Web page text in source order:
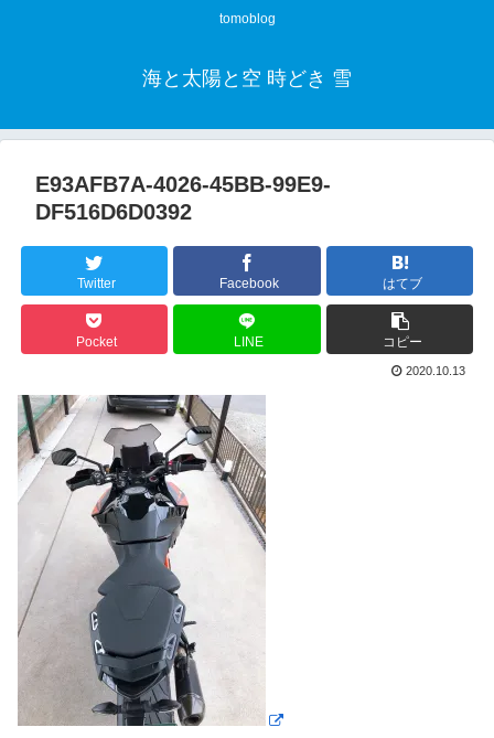
tomoblog
海と太陽と空 時どき 雪
E93AFB7A-4026-45BB-99E9-
DF516D6D0392
Twitter Facebook はてブ
Pocket LINE コピー
2020.10.13